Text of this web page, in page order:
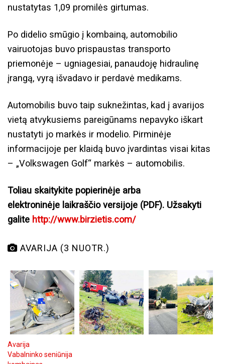
nustatytas 1,09 promilės girtumas.
Po didelio smūgio į kombainą, automobilio
vairuotojas buvo prispaustas transporto
priemonėje – ugniagesiai, panaudoję hidraulinę
įrangą, vyrą išvadavo ir perdavė medikams.
Automobilis buvo taip suknežintas, kad į avarijos
vietą atvykusiems pareigūnams nepavyko iškart
nustatyti jo markės ir modelio. Pirminėje
informacijoje per klaidą buvo įvardintas visai kitas
– „Volkswagen Golf“ markės – automobilis.
Toliau skaitykite popierinėje arba
elektroninėje laikraščio versijoje (PDF). Užsakyti
galite http://www.birzietis.com/
AVARIJA (3 NUOTR.)
Avarija
Vabalninko seniūnija